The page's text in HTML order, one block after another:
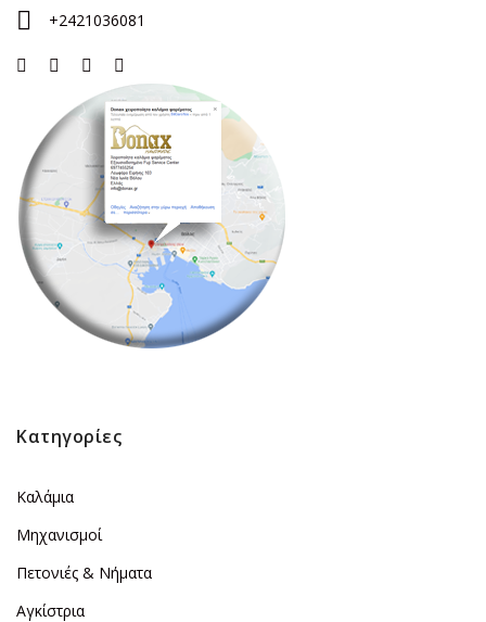
+2421036081
Κατηγορίες
Καλάμια
Μηχανισμοί
Πετονιές & Νήματα
Αγκίστρια